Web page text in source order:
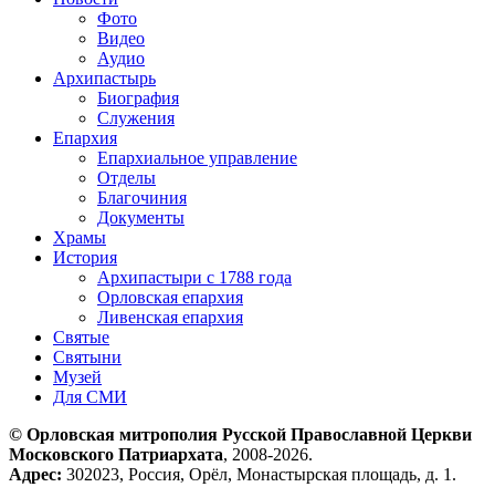
Фото
Видео
Аудио
Архипастырь
Биография
Служения
Епархия
Епархиальное управление
Отделы
Благочиния
Документы
Храмы
История
Архипастыри с 1788 года
Орловская епархия
Ливенская епархия
Святые
Святыни
Музей
Для СМИ
© Орловская митрополия Русской Православной Церкви
Московского Патриархата, 2008-2026.
Адрес: 302023, Россия, Орёл, Монастырская площадь, д. 1.